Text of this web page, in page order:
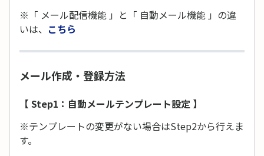
※「 メール配信機能 」と「 自動メール機能 」の違
いは、 こちら
メール作成・登録方法
【 Step1：自動メールテンプレート設定 】
※テンプレートの変更がない場合はStep2から行えま
す。